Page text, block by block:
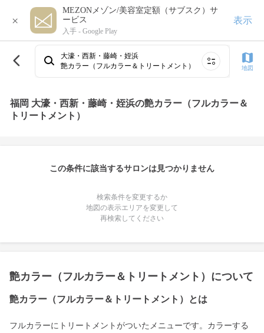
×
MEZONメゾン/美容室定額（サブスク）サ
ービス
入手 - Google Play
表示
大濠・西新・藤崎・姪浜
艶カラー（フルカラー＆トリートメント）
地図
福岡 大濠・西新・藤崎・姪浜の艶カラー（フルカラー＆
トリートメント）
この条件に該当するサロンは見つかりません
検索条件を変更するか
地図の表示エリアを変更して
再検索してください
艶カラー（フルカラー＆トリートメント）について
艶カラー（フルカラー＆トリートメント）とは
フルカラーにトリートメントがついたメニューです。カラーする